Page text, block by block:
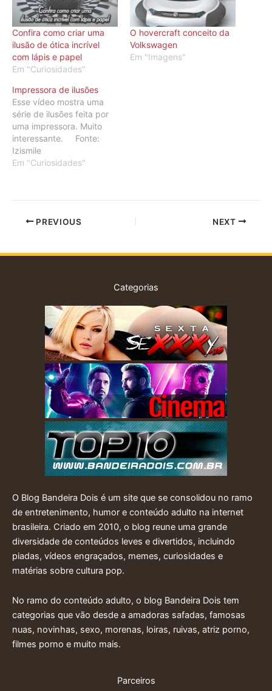
Confira como criar uma
ilusão de ótica incrível
com lápis e papel
Em "Curiosidades"
O hovercraft conceito da
Volkswagen
Em "Imagens"
Impressora de ilusões
Esse vídeo mostra uma
série de ilusões feita por
uma impressora. Muito
interessante. Fonte:
Izismile
Em "Curiosidades"
PREVIOUS NEXT
Categorias
O Blog Bandeira Dois é um site que se consolidou no ramo
de entretenimento, humor e conteúdo adulto na internet
brasileira. Criado em 2010, o blog reune uma grande
diversidade de conteúdos leves e divertidos, incluindo
piadas, vídeos engraçados, memes, curiosidades e
matérias sobre cultura pop.
No ramo do conteúdo adulto, o blog Bandeira Dois tem
categorias que vão desde a amadoras safadas, famosas
nuas, novinhas, sexo, morenas, loiras, ruivas, atriz porno,
filmes porno e muito mais.
Parceiros